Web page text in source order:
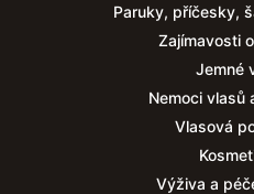
Paruky, příčesky,
Zajímavosti
Jemné
Nemoci vlasů
Vlasová
Výživa a